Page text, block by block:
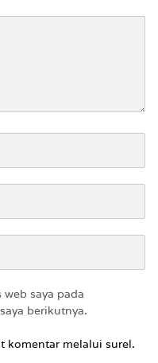
saya pada
berikutnya.
komentar melalui surel.